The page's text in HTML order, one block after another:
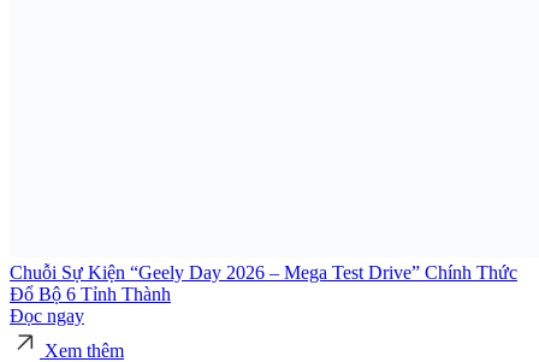
Chuỗi Sự Kiện “Geely Day 2026 – Mega Test Drive” Chính Thức
Đổ Bộ 6 Tỉnh Thành
Đọc ngay
Xem thêm